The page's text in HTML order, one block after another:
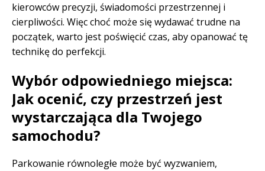
kierowców precyzji, świadomości przestrzennej i
cierpliwości. Więc choć może się wydawać trudne na
początek, warto jest poświęcić czas, aby opanować tę
technikę do perfekcji.
Wybór odpowiedniego miejsca:
Jak ocenić, czy przestrzeń jest
wystarczająca dla Twojego
samochodu?
Parkowanie równoległe może być wyzwaniem,